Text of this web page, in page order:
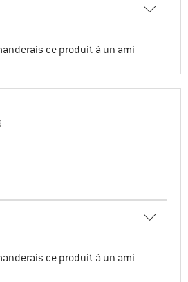
ce produit à un ami
ce produit à un ami